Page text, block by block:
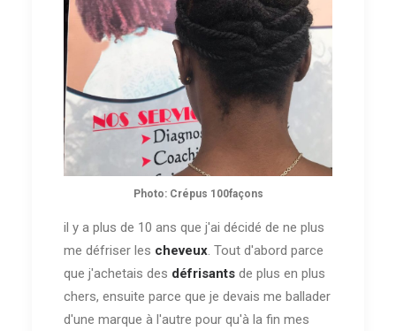
Photo: Crépus 100façons
il y a plus de 10 ans que j'ai décidé de ne plus
me défriser les cheveux. Tout d'abord parce
que j'achetais des défrisants de plus en plus
chers, ensuite parce que je devais me ballader
d'une marque à l'autre pour qu'à la fin mes